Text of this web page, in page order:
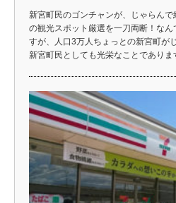
新宮町民のゴンチャンが、じゃらんで
の観光スポット厳選を一刀両断！なん
すが、人口3万人ちょっとの新宮町が
新宮町民としても光栄なことでありま